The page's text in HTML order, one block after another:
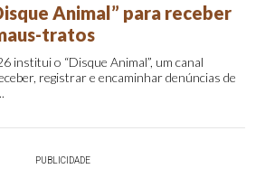
Animal” para receber
tratos
institui o “Disque Animal”, um canal
registrar e encaminhar denúncias de
PUBLICIDADE